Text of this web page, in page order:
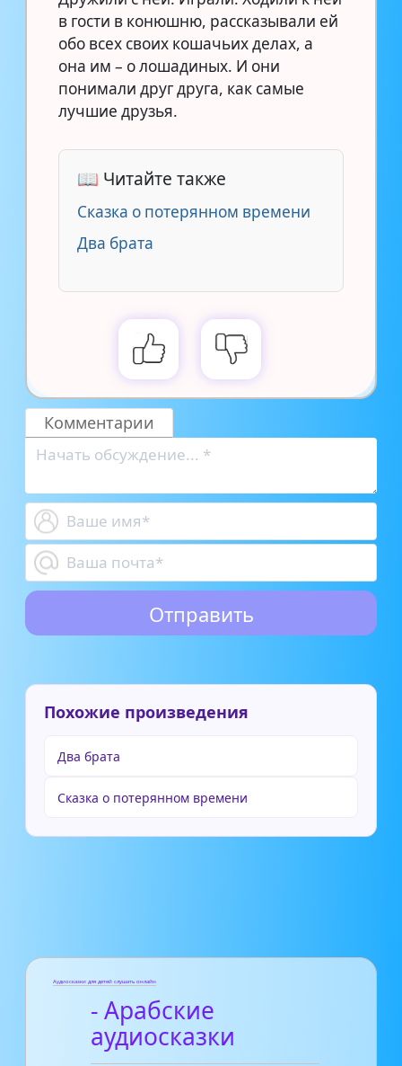
в гости в конюшню, рассказывали ей
обо всех своих кошачьих делах, а
она им – о лошадиных. И они
понимали друг друга, как самые
лучшие друзья.
📖 Читайте также
Сказка о потерянном времени
Два брата
Комментарии
Похожие произведения
Два брата
Сказка о потерянном времени
Аудиосказки для детей слушать онлайн
- Арабские
аудиосказки